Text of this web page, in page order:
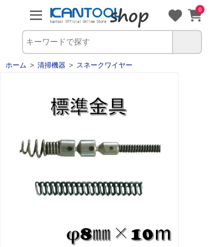
0
ホーム > 清掃機器 > スネークワイヤー